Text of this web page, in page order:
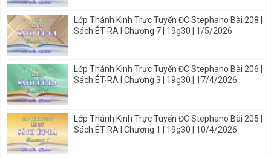
Lớp Thánh Kinh Trực Tuyến ĐC Stephano Bài 208 |
Sách ÉT-RA I Chương 7 | 19g30 | 1/5/2026
Lớp Thánh Kinh Trực Tuyến ĐC Stephano Bài 206 |
Sách ÉT-RA I Chương 3 | 19g30 | 17/4/2026
Lớp Thánh Kinh Trực Tuyến ĐC Stephano Bài 205 |
Sách ÉT-RA I Chương 1 | 19g30 | 10/4/2026